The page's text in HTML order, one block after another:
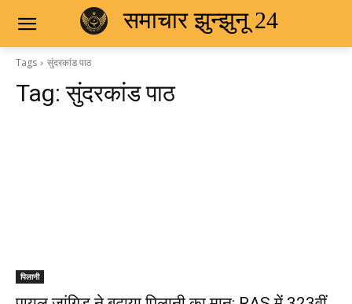
समाचार झुन्झुनू 24
Tags सुंदरकांड पाठ
Tag:सुंदरकांड पाठ
पिलानी